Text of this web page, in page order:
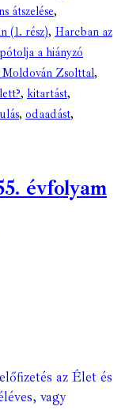
átszelése,
(1. rész), Harcban az
a hiányzó
Zsolttal,
, kitartást,
, odaadást,
évfolyam
az Élet és
vagy